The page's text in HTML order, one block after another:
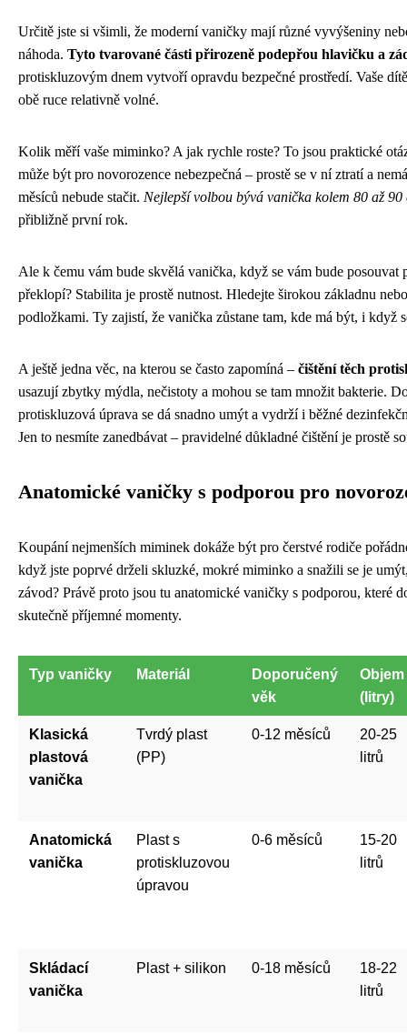
Určitě jste si všimli, že moderní vaničky mají různé vyvýšeniny
náhoda. Tyto tvarované části přirozeně podepřou hlavičku a
protiskluzovým dnem vytvoří opravdu bezpečné prostředí. Vaše
obě ruce relativně volné.
Kolik měří vaše miminko? A jak rychle roste? To jsou praktické
může být pro novorozence nebezpečná – prostě se v ní ztratí a
měsíců nebude stačit. Nejlepší volbou bývá vanička kolem 80 až 90
přibližně první rok.
Ale k čemu vám bude skvělá vanička, když se vám bude posouvat
překlopí? Stabilita je prostě nutnost. Hledejte širokou základnu
podložkami. Ty zajistí, že vanička zůstane tam, kde má být, i když
A ještě jedna věc, na kterou se často zapomíná – čištění těch
usazují zbytky mýdla, nečistoty a mohou se tam množit bakterie.
protiskluzová úprava se dá snadno umýt a vydrží i běžné
Jen to nesmíte zanedbávat – pravidelné důkladné čištění je prostě
Anatomické vaničky s podporou pro
Koupání nejmenších miminek dokáže být pro čerstvé rodiče
když jste poprvé drželi skluzké, mokré miminko a snažili se je
závod? Právě proto jsou tu anatomické vaničky s podporou, které
skutečně příjemné momenty.
Typ vaničky Materiál
Doporučený
věk
Objem
(litry)
Klasická
plastová
vanička
Tvrdý plast
(PP)
0-12 měsíců
20-25
litrů
Anatomická
vanička
Plast s
protiskluzovou
úpravou
0-6 měsíců
15-20
litrů
Skládací
vanička
Plast + silikon 0-18 měsíců
18-22
litrů